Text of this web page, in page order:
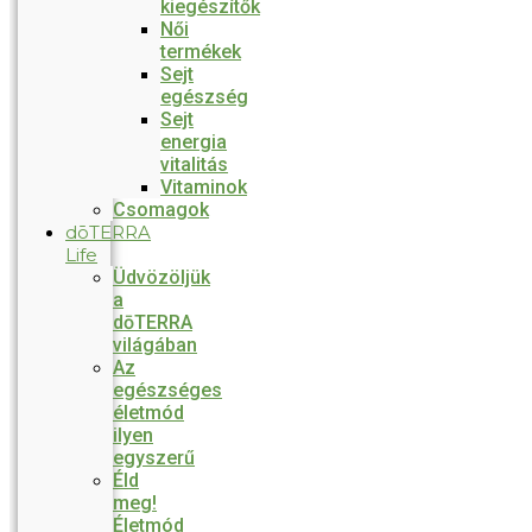
kiegészítők
Női
termékek
Sejt
egészség
Sejt
energia
vitalitás
Vitaminok
Csomagok
dōTERRA
Life
Üdvözöljük
a
dōTERRA
világában
Az
egészséges
életmód
ilyen
egyszerű
Éld
meg!
Életmód